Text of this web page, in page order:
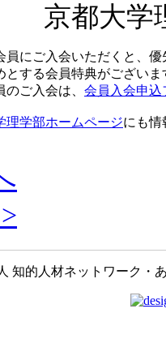
大学理
員にご入会いただくと、
とする会員特典がござい
のご入会は、 会員入会申込
理学部ホームページにも情
知的人材ネットワーク・